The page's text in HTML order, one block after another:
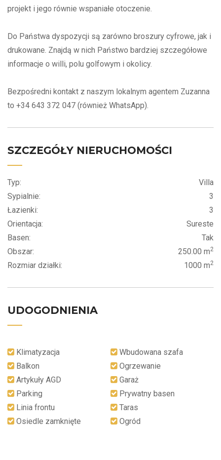
projekt i jego równie wspaniałe otoczenie.
Do Państwa dyspozycji są zarówno broszury cyfrowe, jak i
drukowane. Znajdą w nich Państwo bardziej szczegółowe
informacje o willi, polu golfowym i okolicy.
Bezpośredni kontakt z naszym lokalnym agentem Zuzanna
to +34 643 372 047 (również WhatsApp).
SZCZEGÓŁY NIERUCHOMOŚCI
Typ:
Villa
Sypialnie:
3
Łazienki:
3
Orientacja:
Sureste
Basen:
Tak
Obszar:
250.00 m2
Rozmiar działki: 1000 m2
UDOGODNIENIA
Klimatyzacja
Wbudowana szafa
Balkon
Ogrzewanie
Artykuły AGD
Garaż
Parking
Prywatny basen
Linia frontu
Taras
Osiedle zamknięte
Ogród